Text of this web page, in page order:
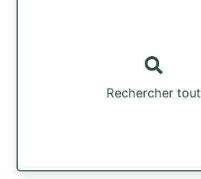
Rechercher tout